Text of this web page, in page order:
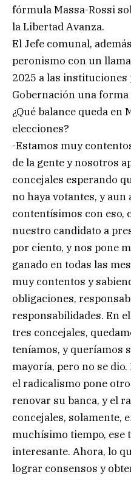
fórmula Massa-Rossi
la Libertad Avanza.
El Jefe comunal,
peronismo con un
2025 a las instituciones
Gobernación una
¿Qué balance queda en
elecciones?
-Estamos muy
de la gente y nosotros
concejales esperando
no haya votantes, y
contentísimos con eso,
nuestro candidato a
por ciento, y nos pone
ganado en todas las
muy contentos y
obligaciones,
responsabilidades. En
tres concejales,
teníamos, y queríamos
mayoría, pero no se
el radicalismo pone
renovar su banca, y el
concejales, solamente,
muchísimo tiempo, ese
interesante. Ahora, lo
lograr consensos y